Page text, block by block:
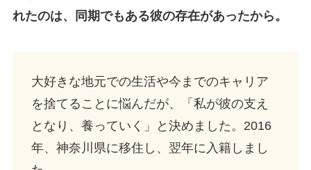
れたのは、同期でもある彼の存在があったから。
大好きな地元での生活や今までのキャリア
を捨てることに悩んだが、「私が彼の支え
となり、養っていく」と決めました。2016
年、神奈川県に移住し、翌年に入籍しまし